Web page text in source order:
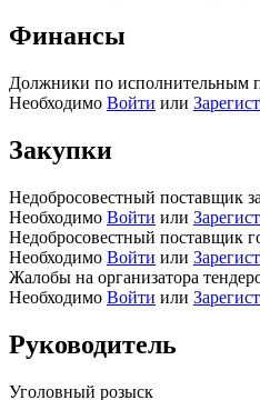
Финансы
Должники по исполнительным
Необходимо Войти или
Закупки
Недобросовестный поставщик
Необходимо Войти или
Недобросовестный поставщик
Необходимо Войти или
Жалобы на организатора
Необходимо Войти или
Руководитель
Уголовный розыск